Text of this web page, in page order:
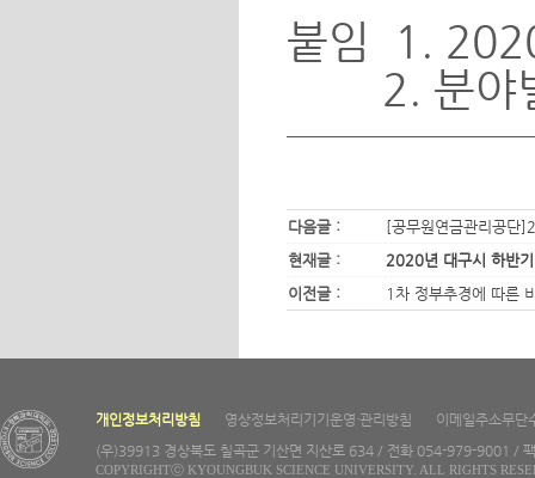
붙임 1.
2. 분야별
다음글 :
[공무원연금관리공단
현재글 :
2020년 대구시 하반
이전글 :
1차 정부추경에 따른
개인정보처리방침 영상정보처리기기운영·관리방침
이메일주소무단
(우)39913 경상북도 칠곡군 기산면 지산로 634 / 전화 054-979-9001 /
COPYRIGHTⓒ KYOUNGBUK SCIENCE UNIVERSITY. ALL RIGHTS